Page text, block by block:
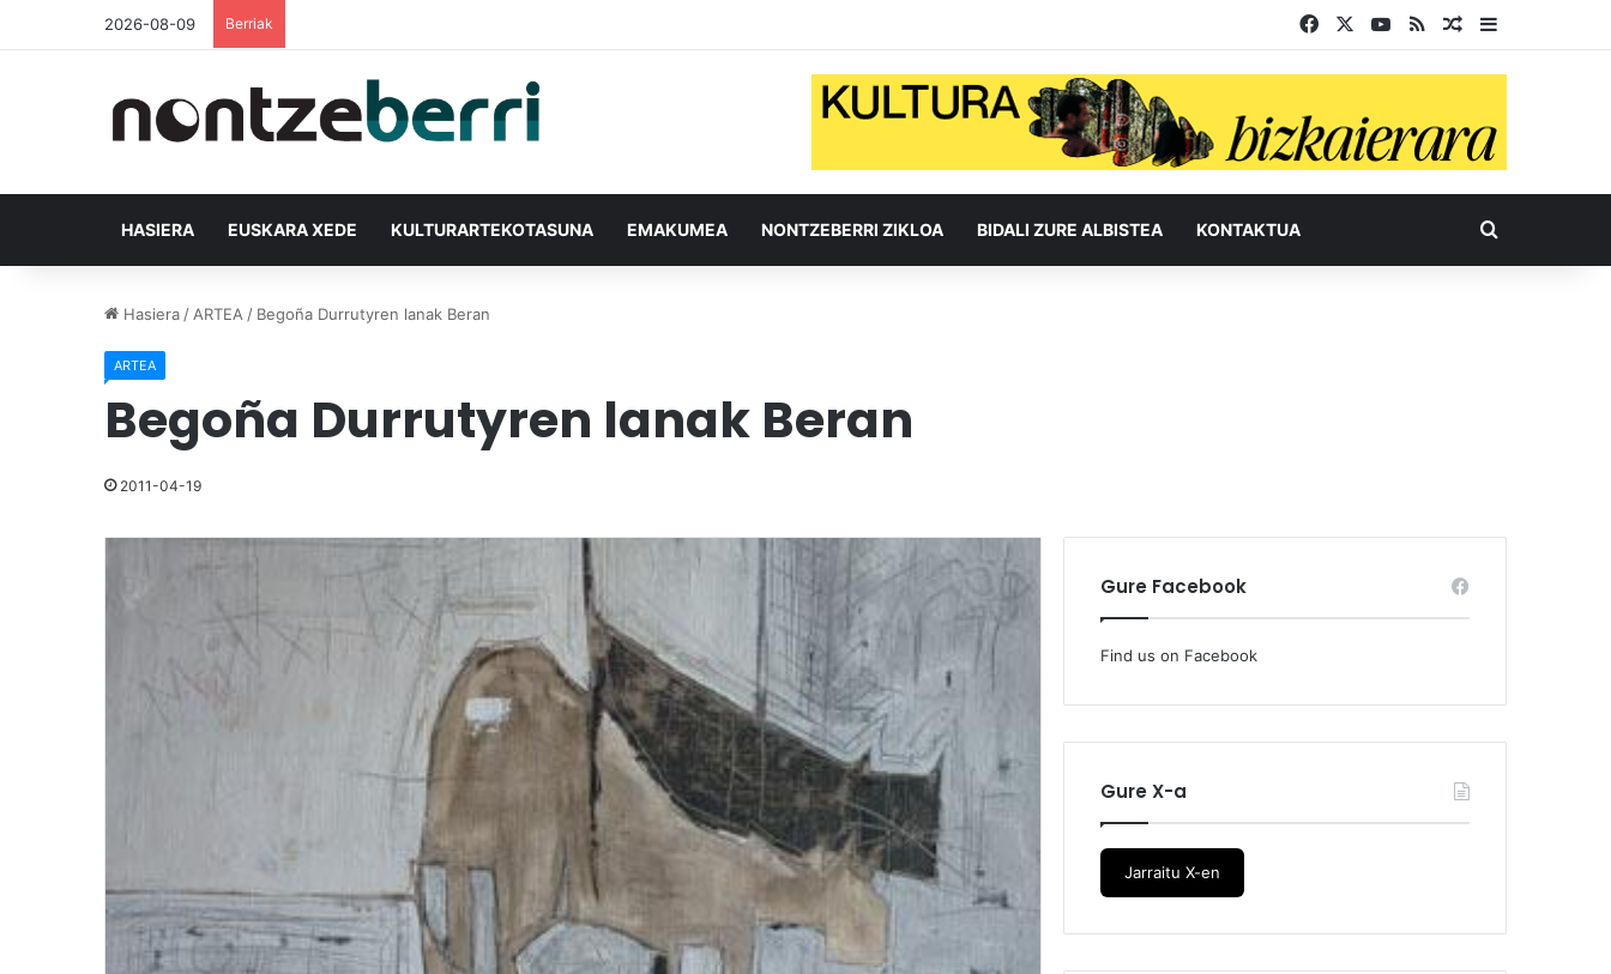
2026-08-09 Berriak Facebook YouTube
RSS Ausazko
HASIERA EUSKARA XEDE KULTURARTEKOTASUNA EMAKUMEA NONTZEBERRI ZIKLOA BIDALI ZURE ALBISTEA KONTAKTUA Bilatu
Hasiera / ARTEA / Begoña Durrutyren lanak Beran
ARTEA
Begoña Durrutyren lanak Beran
2011-04-19
Gure Facebook
Find us on Facebook
Gure X-a
Jarraitu X-en